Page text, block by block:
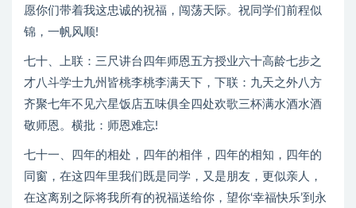
愿你们带着我这忠诚的祝福，闯荡天际。祝同学们前程似
锦，一帆风顺!
七十、上联：三尺讲台四年师恩五方授业六十高龄七步之
才八斗学士九州皆桃李桃李满天下，下联：九天之外八方
齐聚七年不见六星饭店五味俱全四处欢歌三杯满水酒水酒
敬师恩。横批：师恩难忘!
七十一、四年的相处，四年的相伴，四年的相知，四年的
同窗，在这四年里我们既是同学，又是朋友，更似亲人，
在这离别之际将我所有的祝福送给你，望你‘幸福快乐’到永